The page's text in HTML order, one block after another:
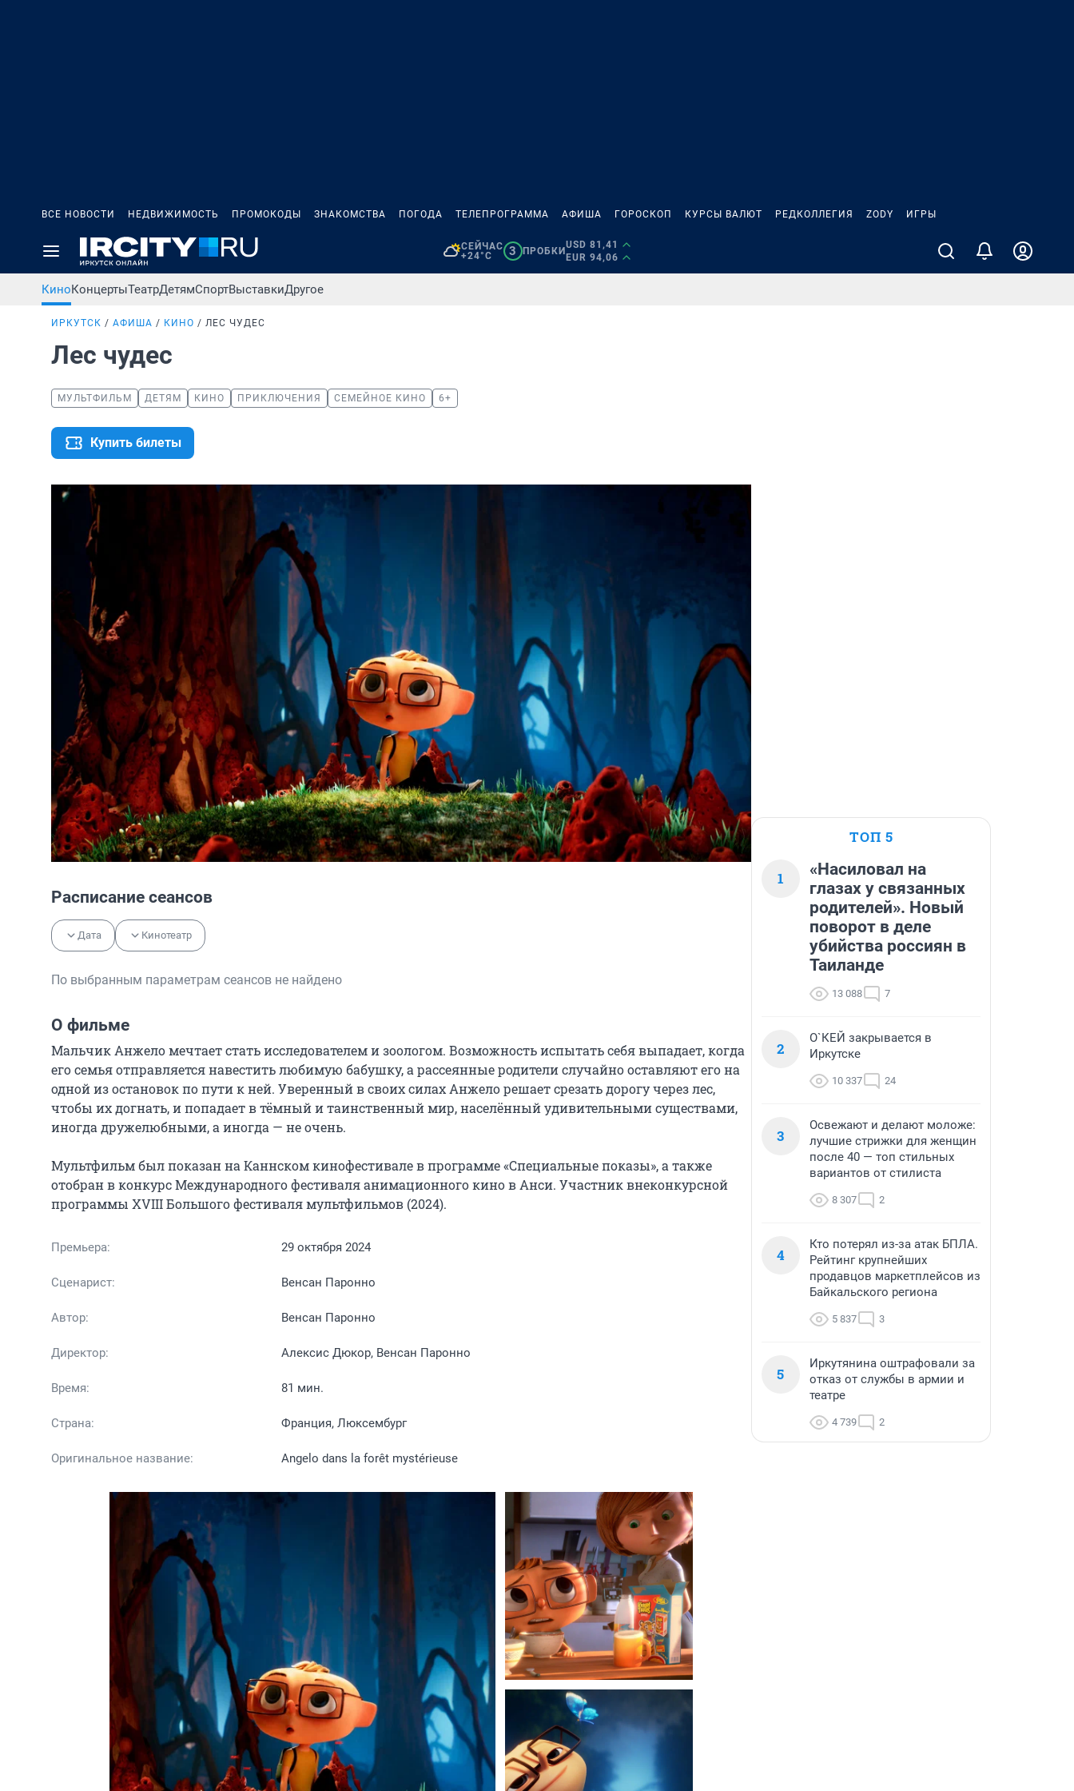
ВСЕ НОВОСТИ НЕДВИЖИМОСТЬ ПРОМОКОДЫ ЗНАКОМСТВА ПОГОДА ТЕЛЕПРОГРАММА АФИША ГОРОСКОП КУРСЫ ВАЛЮТ РЕДКОЛЛЕГИЯ ZODY ИГРЫ
СЕЙЧАС
+24°C
3 ПРОБКИ
USD 81,41
EUR 94,06
КиноКонцертыТеатрДетямСпортВыставкиДругое
ИРКУТСК АФИША КИНО ЛЕС ЧУДЕС
Лес чудес
МУЛЬТФИЛЬМ ДЕТЯМ КИНО ПРИКЛЮЧЕНИЯ СЕМЕЙНОЕ КИНО 6+
Купить билеты
Расписание сеансов
Дата Кинотеатр
По выбранным параметрам сеансов не найдено
О фильме
Мальчик Анжело мечтает стать исследователем и зоологом. Возможность испытать себя выпадает, когда
его семья отправляется навестить любимую бабушку, а рассеянные родители случайно оставляют его на
одной из остановок по пути к ней. Уверенный в своих силах Анжело решает срезать дорогу через лес,
чтобы их догнать, и попадает в тёмный и таинственный мир, населённый удивительными существами,
иногда дружелюбными, а иногда — не очень.
Мультфильм был показан на Каннском кинофестивале в программе «Специальные показы», а также
отобран в конкурс Международного фестиваля анимационного кино в Анси. Участник внеконкурсной
программы XVIII Большого фестиваля мультфильмов (2024).
Премьера: 29 октября 2024
Сценарист: Венсан Паронно
Автор: Венсан Паронно
Директор: Алексис Дюкор, Венсан Паронно
Время: 81 мин.
Страна: Франция, Люксембург
Оригинальное название: Angelo dans la forêt mystérieuse
ТОП 5
1
«Насиловал на
глазах у связанных
родителей». Новый
поворот в деле
убийства россиян в
Таиланде
13 088 7
2
О`КЕЙ закрывается в
Иркутске
10 337 24
3
Освежают и делают моложе:
лучшие стрижки для женщин
после 40 — топ стильных
вариантов от стилиста
8 307 2
4
Кто потерял из-за атак БПЛА.
Рейтинг крупнейших
продавцов маркетплейсов из
Байкальского региона
5 837 3
5
Иркутянина оштрафовали за
отказ от службы в армии и
театре
4 739 2